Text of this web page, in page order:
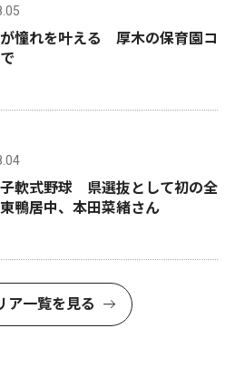
憧れを叶える 厚木の保育園コ
軟式野球 県選抜として初の全
鴨居中、本田菜緒さん
ア一覧を見る